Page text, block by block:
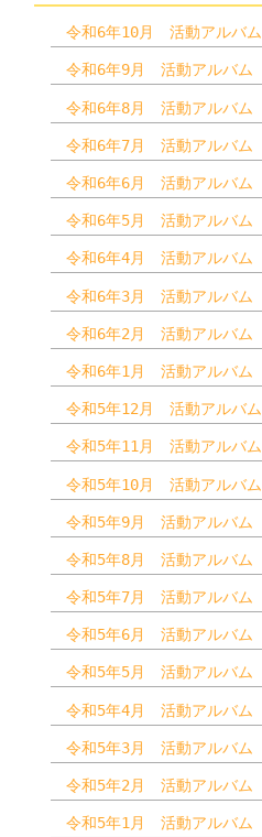
令和6年10月 活動アルバム
令和6年9月 活動アルバム
令和6年8月 活動アルバム
令和6年7月 活動アルバム
令和6年6月 活動アルバム
令和6年5月 活動アルバム
令和6年4月 活動アルバム
令和6年3月 活動アルバム
令和6年2月 活動アルバム
令和6年1月 活動アルバム
令和5年12月 活動アルバム
令和5年11月 活動アルバム
令和5年10月 活動アルバム
令和5年9月 活動アルバム
令和5年8月 活動アルバム
令和5年7月 活動アルバム
令和5年6月 活動アルバム
令和5年5月 活動アルバム
令和5年4月 活動アルバム
令和5年3月 活動アルバム
令和5年2月 活動アルバム
令和5年1月 活動アルバム